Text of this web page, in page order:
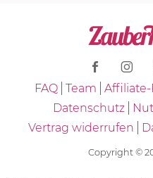
FAQ Team
Datenschutz
Vertrag widerrufen
Copyright ©